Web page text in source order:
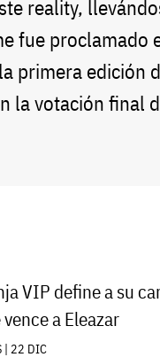
reality,
fue proclamado
primera edición
la votación final
VIP define a su
a Eleazar
| 22 DIC